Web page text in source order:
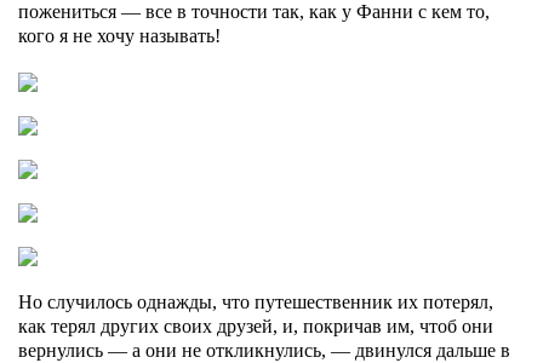
пожениться — все в точности так, как у Фанни с кем то,
кого я не хочу называть!
Но случилось однажды, что путешественник их потерял,
как терял других своих друзей, и, покричав им, чтоб они
вернулись — а они не откликнулись, — двинулся дальше в